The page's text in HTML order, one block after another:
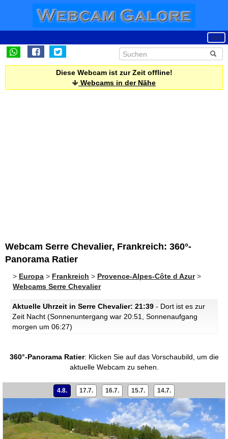
Diese Webcam ist zur Zeit offline!
Webcams in der Nähe
Webcam Serre Chevalier, Frankreich: 360°-
Panorama Ratier
> Europa > Frankreich > Provence-Alpes-Côte d Azur>
Webcams Serre Chevalier
Aktuelle Uhrzeit in Serre Chevalier: 21:39 - Dort ist es zur
Zeit Nacht (Sonnenuntergang war 20:51, Sonnenaufgang
morgen um 06:27)
360°-Panorama Ratier: Klicken Sie auf das Vorschaubild, um die
aktuelle Webcam zu sehen.
4.8. 17.7. 16.7. 15.7. 14.7.